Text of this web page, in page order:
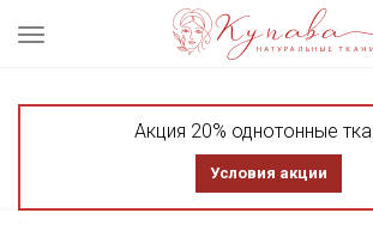
Акция 20% однотонные
Условия акции